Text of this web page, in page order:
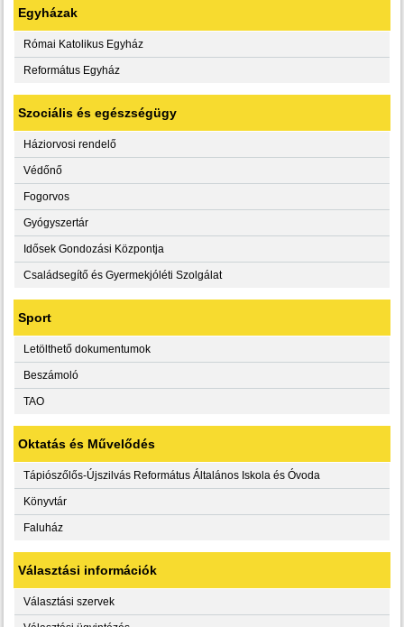
Egyházak
Római Katolikus Egyház
Református Egyház
Szociális és egészségügy
Háziorvosi rendelő
Védőnő
Fogorvos
Gyógyszertár
Idősek Gondozási Központja
Családsegítő és Gyermekjóléti Szolgálat
Sport
Letölthető dokumentumok
Beszámoló
TAO
Oktatás és Művelődés
Tápiószőlős-Újszilvás Református Általános Iskola és Óvoda
Könyvtár
Faluház
Választási információk
Választási szervek